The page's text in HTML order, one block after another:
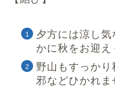
夕方には涼し
かに秋をお迎え
野山もすっか
邪などひかれま